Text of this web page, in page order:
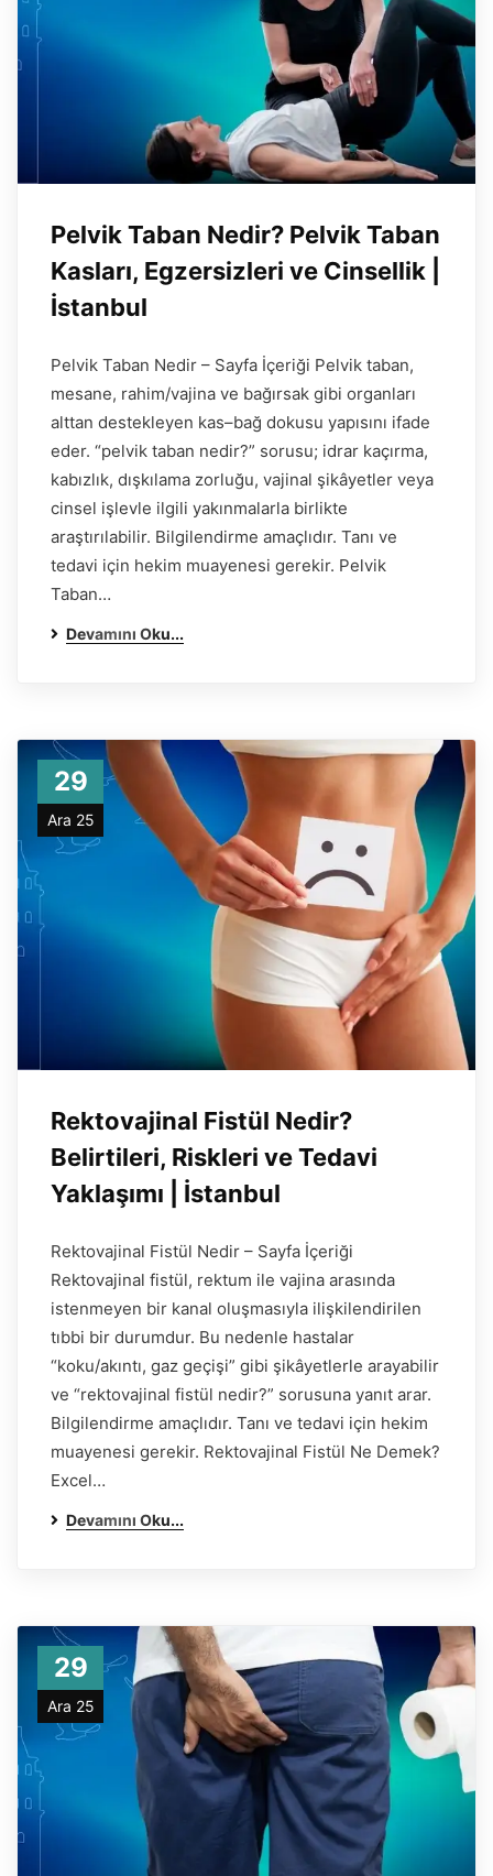
Pelvik Taban Nedir? Pelvik Taban
Kasları, Egzersizleri ve Cinsellik |
İstanbul
Pelvik Taban Nedir – Sayfa İçeriği Pelvik taban,
mesane, rahim/vajina ve bağırsak gibi organları
alttan destekleyen kas–bağ dokusu yapısını ifade
eder. “pelvik taban nedir?” sorusu; idrar kaçırma,
kabızlık, dışkılama zorluğu, vajinal şikâyetler veya
cinsel işlevle ilgili yakınmalarla birlikte
araştırılabilir. Bilgilendirme amaçlıdır. Tanı ve
tedavi için hekim muayenesi gerekir. Pelvik
Taban…
Devamını Oku...
29
Ara 25
Rektovajinal Fistül Nedir?
Belirtileri, Riskleri ve Tedavi
Yaklaşımı | İstanbul
Rektovajinal Fistül Nedir – Sayfa İçeriği
Rektovajinal fistül, rektum ile vajina arasında
istenmeyen bir kanal oluşmasıyla ilişkilendirilen
tıbbi bir durumdur. Bu nedenle hastalar
“koku/akıntı, gaz geçişi” gibi şikâyetlerle arayabilir
ve “rektovajinal fistül nedir?” sorusuna yanıt arar.
Bilgilendirme amaçlıdır. Tanı ve tedavi için hekim
muayenesi gerekir. Rektovajinal Fistül Ne Demek?
Excel…
Devamını Oku...
29
Ara 25